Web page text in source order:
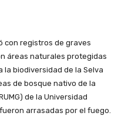
con registros de graves
áreas naturales protegidas
biodiversidad de la Selva
de bosque nativo de la
de la Universidad
arrasadas por el fuego.